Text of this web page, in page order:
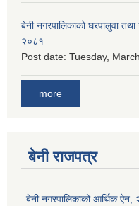
बेनी नगरपालिकाको घरपालुवा
२०८१
Post date: Tuesday,
more
बेनी राजपत्र
बेनी नगरपालिकाको आर्थिक ऐन,